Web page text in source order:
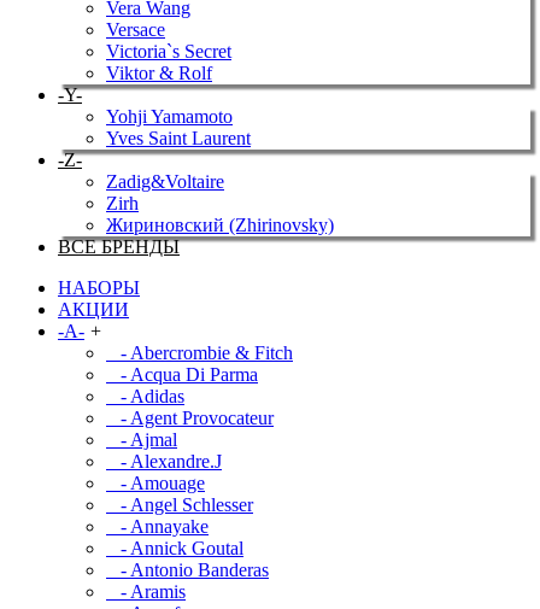
Vera Wang
Versace
Victoria`s Secret
Viktor & Rolf
-Y-
Yohji Yamamoto
Yves Saint Laurent
-Z-
Zadig&Voltaire
Zirh
Жириновский (Zhirinovsky)
ВСЕ БРЕНДЫ
НАБОРЫ
АКЦИИ
-A- +
- Abercrombie & Fitch
- Acqua Di Parma
- Adidas
- Agent Provocateur
- Ajmal
- Alexandre.J
- Amouage
- Angel Schlesser
- Annayake
- Annick Goutal
- Antonio Banderas
- Aramis